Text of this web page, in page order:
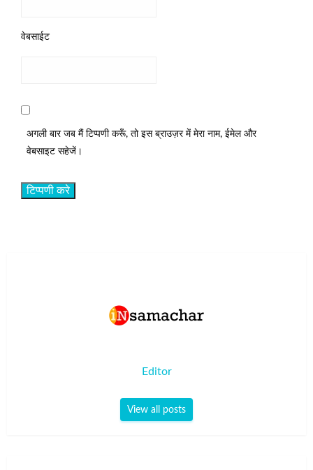
वेबसाईट
अगली बार जब मैं टिप्पणी करूँ, तो इस ब्राउज़र में मेरा नाम, ईमेल और
वेबसाइट सहेजें।
Editor
View all posts